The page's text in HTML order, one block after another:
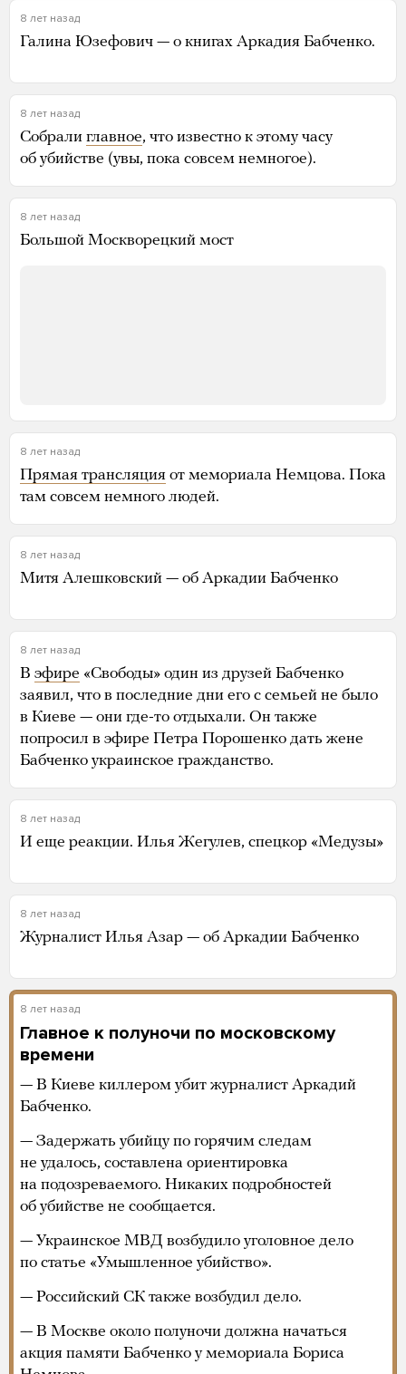
8 лет назад
Галина Юзефович — о книгах Аркадия Бабченко.
8 лет назад
Собрали главное, что известно к этому часу
об убийстве (увы, пока совсем немногое).
8 лет назад
Большой Москворецкий мост
8 лет назад
Прямая трансляция от мемориала Немцова. Пока
там совсем немного людей.
8 лет назад
Митя Алешковский — об Аркадии Бабченко
8 лет назад
В эфире «Свободы» один из друзей Бабченко
заявил, что в последние дни его с семьей не было
в Киеве — они где-то отдыхали. Он также
попросил в эфире Петра Порошенко дать жене
Бабченко украинское гражданство.
8 лет назад
И еще реакции. Илья Жегулев, спецкор «Медузы»
8 лет назад
Журналист Илья Азар — об Аркадии Бабченко
8 лет назад
Главное к полуночи по московскому
времени
— В Киеве киллером убит журналист Аркадий
Бабченко.
— Задержать убийцу по горячим следам
не удалось, составлена ориентировка
на подозреваемого. Никаких подробностей
об убийстве не сообщается.
— Украинское МВД возбудило уголовное дело
по статье «Умышленное убийство».
— Российский СК также возбудил дело.
— В Москве около полуночи должна начаться
акция памяти Бабченко у мемориала Бориса